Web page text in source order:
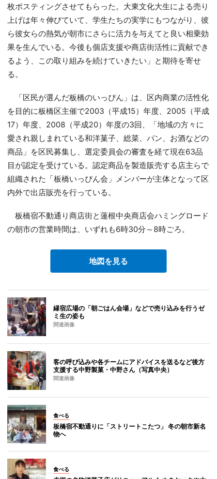
枚ポスティングさせてもらった。大東文化大生による売り
上げは年々伸びていて、学生たちの実学にもつながり、彼
ら彼女らの熱気が朝市にさらに活力を与えてと良い相乗効
果を生んでいる。今後も個店支援や商店街活性に貢献でき
るよう、この取り組みを続けていきたい」と期待を寄せ
る。
「区民が選んだ板橋のいっぴん」は、区内商業の活性化
を目的に板橋区主催で2003（平成15）年度、2005（平成
17）年度、2008（平成20）年度の3回、「地域の方々に
愛され親しまれている和洋菓子、総菜、パン、お酒などの
商品」を区民募集し、選定委員会の審査を経て現在63品
目が認定を受けている。認定商品を製造販売する店主らで
組織された「板橋いっぴん会」メンバーが主体となって区
内外で出店販売を行っている。
板橋宿不動通り商店街と蓮根中央商店会ハミングロード
の朝市の営業時間は、いずれも6時30分～8時ごろ。
地図を見る
縁宿広場の「朝ごはん会場」などで売り込みを行うゼ
ミ生の姿も
関連画像
客の呼び込みや各チームにアドバイスを送るなど後方
支援する中野製菓・中野さん（写真中央）
関連画像
食べる
板橋宿不動通りに「ストリートこたつ」 冬の朝市新名
物へ
食べる